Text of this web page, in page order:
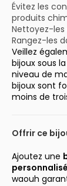
Évitez les
produits
Nettoyez-
Rangez-les
Veillez
bijoux sous
niveau de
bijoux sont
moins de
Offrir ce
Ajoutez une
personnalisé
waouh